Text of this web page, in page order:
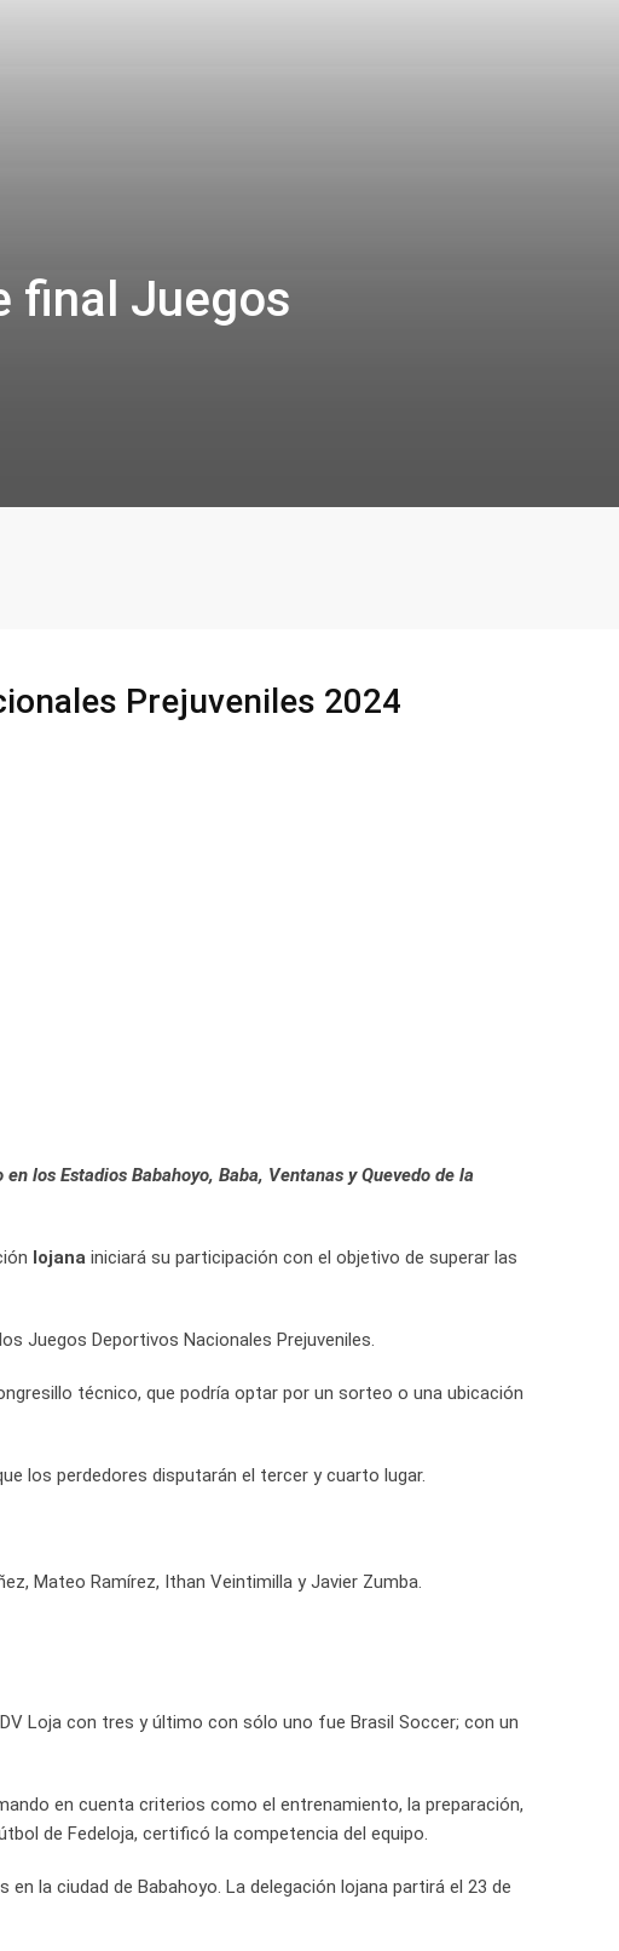
final Juegos
Prejuveniles 2024
los Estadios Babahoyo, Baba, Ventanas y Quevedo de la
lojana iniciará su participación con el objetivo de superar las
Juegos Deportivos Nacionales Prejuveniles.
técnico, que podría optar por un sorteo o una ubicación
los perdedores disputarán el tercer y cuarto lugar.
Mateo Ramírez, Ithan Veintimilla y Javier Zumba.
Loja con tres y último con sólo uno fue Brasil Soccer; con un
en cuenta criterios como el entrenamiento, la preparación,
de Fedeloja, certificó la competencia del equipo.
la ciudad de Babahoyo. La delegación lojana partirá el 23 de